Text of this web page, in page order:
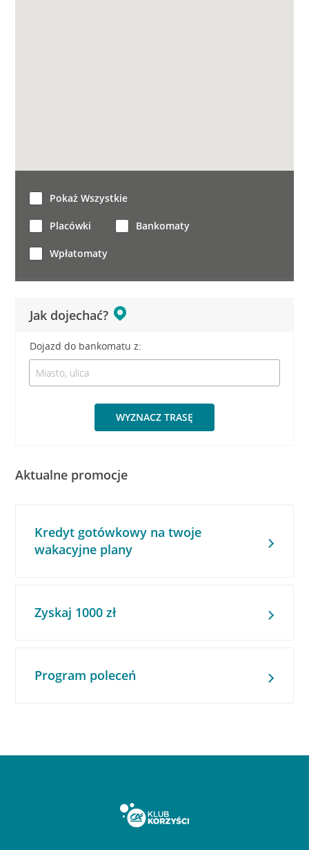
Jak dojechać?
Dojazd do bankomatu z:
WYZNACZ TRASĘ
Pokaż Wszystkie
Placówki Bankomaty
Wpłatomaty
Aktualne promocje
Kredyt gotówkowy na twoje
wakacyjne plany
Zyskaj 1000 zł
Program poleceń